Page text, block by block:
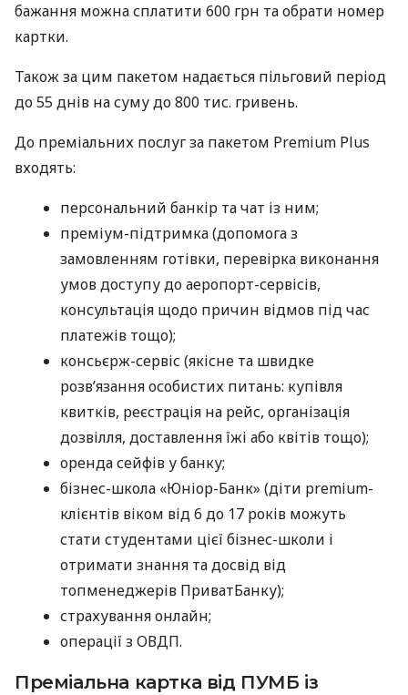
бажання можна сплатити 600 грн та обрати номер
картки.
Також за цим пакетом надається пільговий період
до 55 днів на суму до 800 тис. гривень.
До преміальних послуг за пакетом Premium Plus
входять:
персональний банкір та чат із ним;
преміум-підтримка (допомога з
замовленням готівки, перевірка виконання
умов доступу до аеропорт-сервісів,
консультація щодо причин відмов під час
платежів тощо);
консьєрж-сервіс (якісне та швидке
розв’язання особистих питань: купівля
квитків, реєстрація на рейс, організація
дозвілля, доставлення їжі або квітів тощо);
оренда сейфів у банку;
бізнес-школа «Юніор-Банк» (діти premium-
клієнтів віком від 6 до 17 років можуть
стати студентами цієї бізнес-школи і
отримати знання та досвід від
топменеджерів ПриватБанку);
страхування онлайн;
операції з ОВДП.
Преміальна картка від ПУМБ із